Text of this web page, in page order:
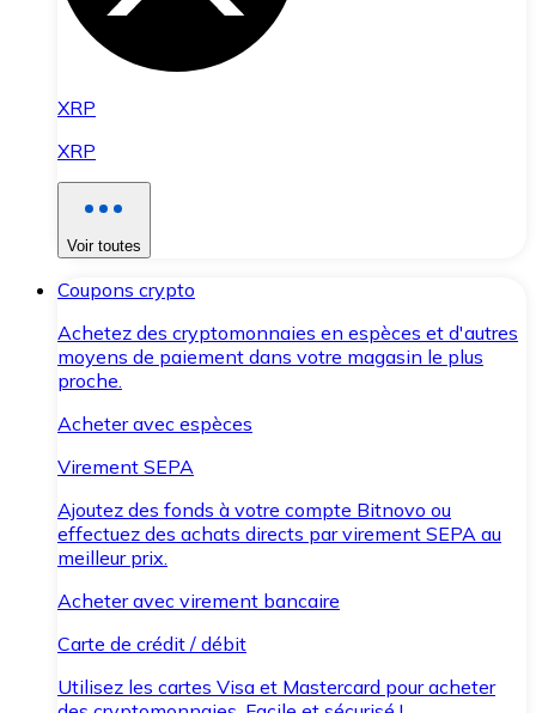
XRP
XRP
Voir toutes
Coupons crypto
Achetez des cryptomonnaies en espèces et d'autres
moyens de paiement dans votre magasin le plus
proche.
Acheter avec espèces
Virement SEPA
Ajoutez des fonds à votre compte Bitnovo ou
effectuez des achats directs par virement SEPA au
meilleur prix.
Acheter avec virement bancaire
Carte de crédit / débit
Utilisez les cartes Visa et Mastercard pour acheter